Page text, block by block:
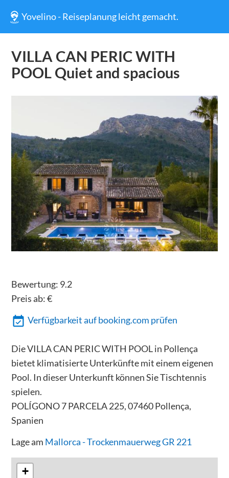
Yovelino - Reiseplanung leicht gemacht.
VILLA CAN PERIC WITH
POOL Quiet and spacious
Bewertung: 9.2
Preis ab:€
Verfügbarkeit auf booking.com prüfen
Die VILLA CAN PERIC WITH POOL in Pollença
bietet klimatisierte Unterkünfte mit einem eigenen
Pool. In dieser Unterkunft können Sie Tischtennis
spielen.
POLÍGONO 7 PARCELA 225, 07460 Pollença,
Spanien
Lage am Mallorca - Trockenmauerweg GR 221
+